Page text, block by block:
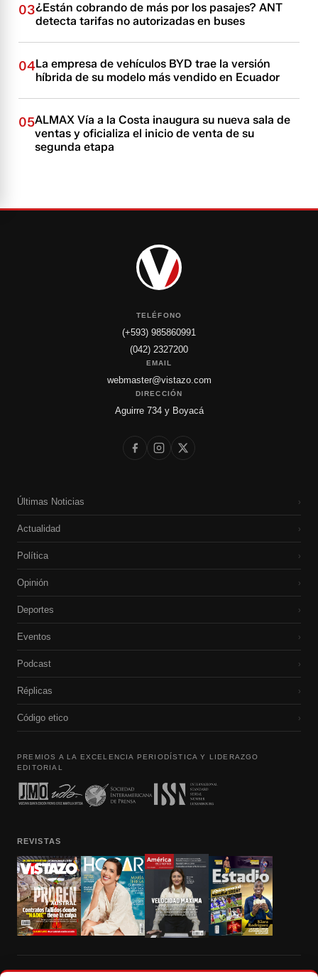
03¿Están cobrando de más por los pasajes? ANT
detecta tarifas no autorizadas en buses
04La empresa de vehículos BYD trae la versión
híbrida de su modelo más vendido en Ecuador
05ALMAX Vía a la Costa inaugura su nueva sala de
ventas y oficializa el inicio de venta de su
segunda etapa
TELÉFONO
(+593) 985860991
(042) 2327200
EMAIL
webmaster@vistazo.com
DIRECCIÓN
Aguirre 734 y Boyacá
Últimas Noticias ›
Actualidad ›
Política ›
Opinión ›
Deportes ›
Eventos ›
Podcast ›
Réplicas ›
Código etico ›
PREMIOS A LA EXCELENCIA PERIODÍSTICA Y LIDERAZGO
EDITORIAL
REVISTAS